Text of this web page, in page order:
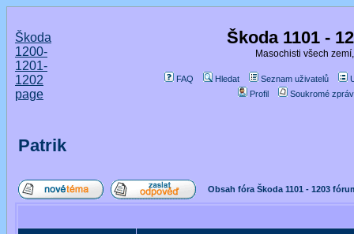
Škoda
1200-
1201-
1202
page
Škoda 1101 -
Masochisti všech
FAQ Hledat Seznam uživatelů
Profil
Soukromé
Patrik
Obsah fóra Škoda 1101 - 1203